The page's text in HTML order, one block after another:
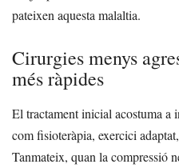
pateixen aquesta malaltia.
Cirurgies menys
més ràpides
El tractament inicial acostuma a
com fisioteràpia, exercici
Tanmateix, quan la compressió